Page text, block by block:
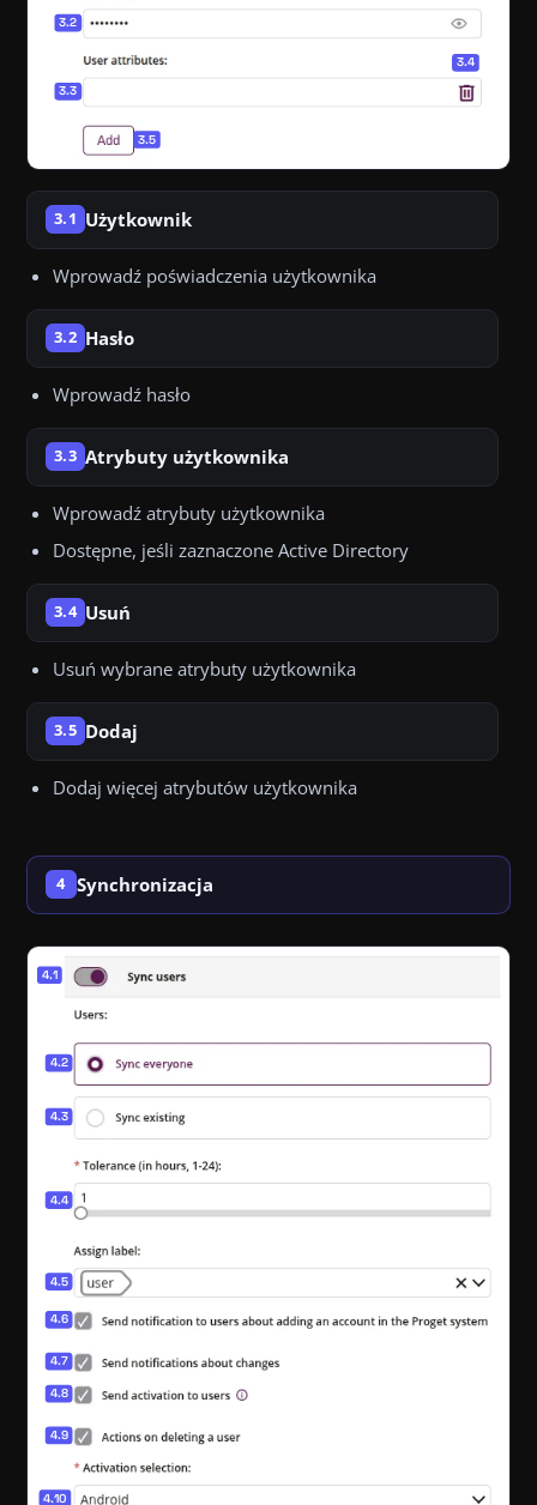
3.1 Użytkownik
Wprowadź poświadczenia użytkownika
3.2 Hasło
Wprowadź hasło
3.3 Atrybuty użytkownika
Wprowadź atrybuty użytkownika
Dostępne, jeśli zaznaczone Active Directory
3.4 Usuń
Usuń wybrane atrybuty użytkownika
3.5 Dodaj
Dodaj więcej atrybutów użytkownika
4 Synchronizacja